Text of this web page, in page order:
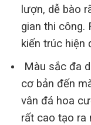
lượn, dễ bào
gian thi công.
kiến trúc hiện
Màu sắc đa
cơ bản đến
vân đá hoa
rất cao tạo ra